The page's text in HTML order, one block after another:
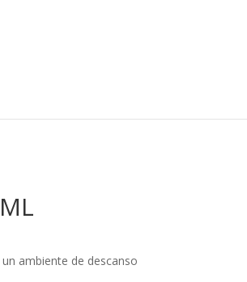
ambiente de descanso